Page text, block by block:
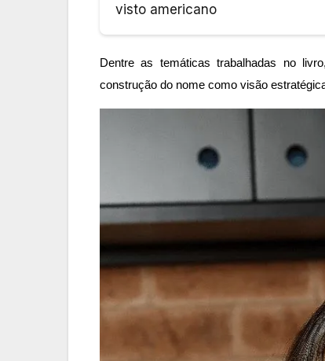
visto americano
Dentre as temáticas trabalhadas no
construção do nome como visão